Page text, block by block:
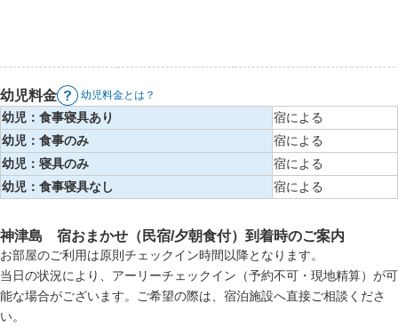
幼児料金 幼児料金とは？
幼児：食事寝具あり
宿による
幼児：食事のみ
宿による
幼児：寝具のみ
宿による
幼児：食事寝具なし
宿による
神津島 宿おまかせ（民宿/夕朝食付）到着時のご案内
お部屋のご利用は原則チェックイン時間以降となります。
当日の状況により、アーリーチェックイン（予約不可・現地精算）が可
能な場合がございます。ご希望の際は、宿泊施設へ直接ご相談くださ
い。